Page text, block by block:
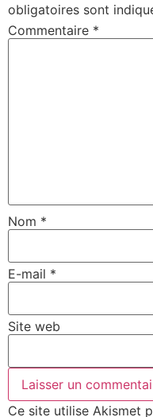
obligatoires sont
Commentaire *
Nom *
E-mail *
Site web
Ce site utilise Akismet